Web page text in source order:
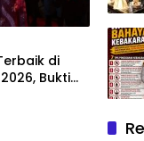
di
Bukti